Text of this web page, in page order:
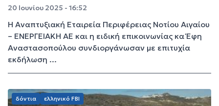
20 Ιουνίου 2025 - 16:52
Η Αναπτυξιακή Εταιρεία Περιφέρειας Νοτίου Αιγαίου
– ΕΝΕΡΓΕΙΑΚΗ ΑΕ και η ειδική επικοινωνίας κα Έφη
Αναστασοπούλου συνδιοργάνωσαν με επιτυχία
εκδήλωση ...
δόντια ελληνικό FBI